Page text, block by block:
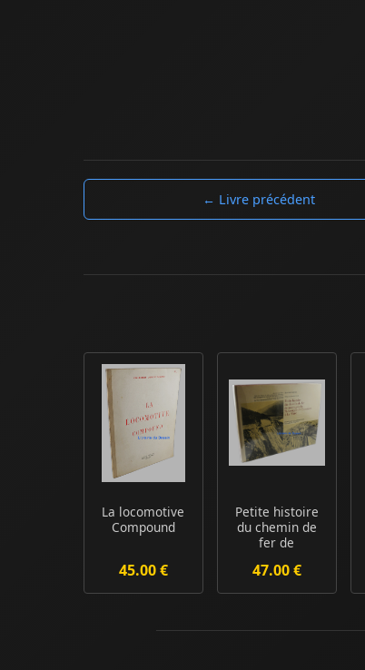
← Livre précédent
La locomotive
Compound
45.00 €
Petite histoire
du chemin de
fer de
Saint-G...
47.00 €